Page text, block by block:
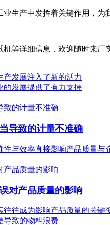
业生产中发挥着关键作用，为
详细信息，欢迎随时来厂
产发展注入了新的活力
的发展提供了有力支持
导致的计量不准确
与效率直接影响产品质量
对产品质量的影响
往成为影响产品质量的关